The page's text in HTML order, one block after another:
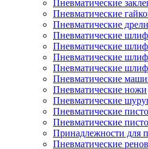
Пневматические
Пневматические
Пневматические дрели
Пневматические
Пневматические
Пневматические
Пневматические
Пневматические
Пневматические ножи
Пневматические
Пневматические
Пневматические
Принадлежности для
Пневматические